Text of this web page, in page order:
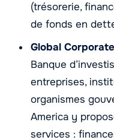
(trésorerie,
de fonds en
Global
Banque
entreprises,
organismes
America y
services :